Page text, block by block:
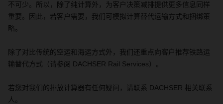
不可少。所以，除了纯计算外，为客户决策减排提供更多信息同样
重要。因此，若客户需要，我们可模拟计算替代运输方式和捆绑策
略。
除了对比传统的空运和海运方式外，我们还重点向客户推荐铁路运
输替代方式（请参阅 DACHSER Rail Services）。
若您对我们的排放计算器有任何疑问，请联系 DACHSER 相关联系
人。